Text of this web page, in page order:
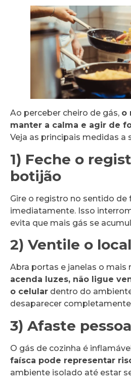
Ao perceber cheiro de gás, o
manter a calma e agir de
Veja as principais medidas a
1) Feche o
botijão
Gire o registro no sentido de
imediatamente. Isso
evita que mais gás se
2) Ventile o local
Abra portas e janelas o mais
acenda luzes, não ligue
o celular dentro do
desaparecer
3) Afaste
O gás de cozinha é
faísca pode representar
ambiente isolado até estar